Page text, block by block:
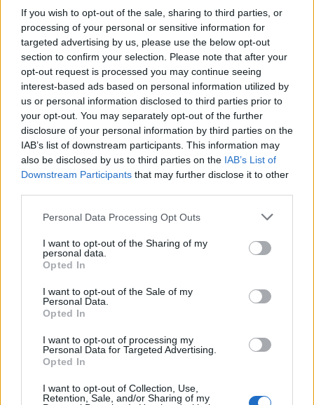
If you wish to opt-out of the sale, sharing to third parties, or
processing of your personal or sensitive information for
targeted advertising by us, please use the below opt-out
section to confirm your selection. Please note that after your
opt-out request is processed you may continue seeing
interest-based ads based on personal information utilized by
us or personal information disclosed to third parties prior to
your opt-out. You may separately opt-out of the further
disclosure of your personal information by third parties on the
IAB’s list of downstream participants. This information may
also be disclosed by us to third parties on the IAB’s List of
Downstream Participants that may further disclose it to other
Please note that this website/app uses one or more Google
not limited to your visit or usage behaviour. You may click to
grant or deny consent to Google and its third-party tags to
use your data for below specified purposes in below Google
consent section.
Personal Data Processing Opt Outs
I want to opt-out of the Sharing of my
personal data.
Opted In
I want to opt-out of the Sale of my
Personal Data.
Opted In
I want to opt-out of processing my
Personal Data for Targeted Advertising.
Opted In
I want to opt-out of Collection, Use,
Retention, Sale, and/or Sharing of my
Το FIAT 500 Hybrid τώρα
από 18.990 ευρώ
Ατρόμητος και Novibet
συνεχίζουν μαζί: Ανανέωση
της συνεργασίας τους μέχρι
το 2028
δεικτών FTSE4Good
Alpha Bank: Για πρώτη φορά το Αρχαίο Θέατρο Επιδαύρου
άνοιξε τις πύλες του σε όλους